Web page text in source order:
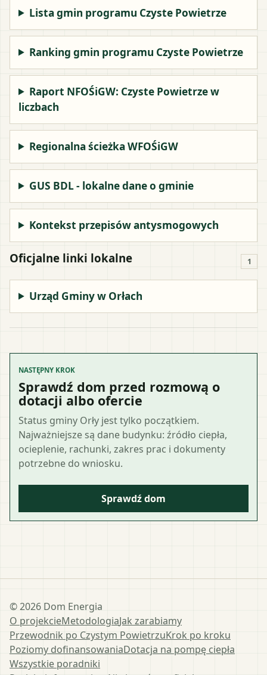
Lista gmin programu Czyste Powietrze
Ranking gmin programu Czyste Powietrze
Raport NFOŚiGW: Czyste Powietrze w
liczbach
Regionalna ścieżka WFOŚiGW
GUS BDL - lokalne dane o gminie
Kontekst przepisów antysmogowych
Oficjalne linki lokalne 1
Urząd Gminy w Orłach
NASTĘPNY KROK
Sprawdź dom przed rozmową o
dotacji albo ofercie
Status gminy Orły jest tylko początkiem.
Najważniejsze są dane budynku: źródło ciepła,
ocieplenie, rachunki, zakres prac i dokumenty
potrzebne do wniosku.
Sprawdź dom
©2026 Dom Energia
O projekcieMetodologiaJak zarabiamy
Przewodnik po Czystym PowietrzuKrok po kroku
Poziomy dofinansowaniaDotacja na pompę ciepła
Wszystkie poradniki